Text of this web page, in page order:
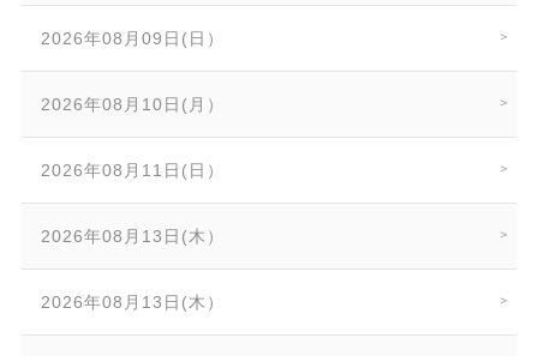
2026年08月09日(日）
2026年08月10日(月）
2026年08月11日(日）
2026年08月13日(木）
2026年08月13日(木）